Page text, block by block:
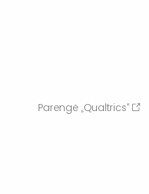
Parengė „Qualtrics“